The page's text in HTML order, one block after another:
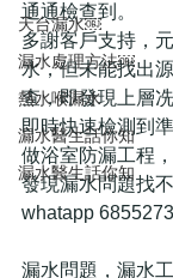
天台漏水￼
漏水處理方法￼
熱水喉漏水
漏水醫生話你知
漏水醫生話你知
通通檢查到。
多謝客戶支持，
水，但未能找出
查，即發現上層
即時快速檢測到
做浴室防漏工程
發現漏水問題找
whatapp
漏水問題，漏水